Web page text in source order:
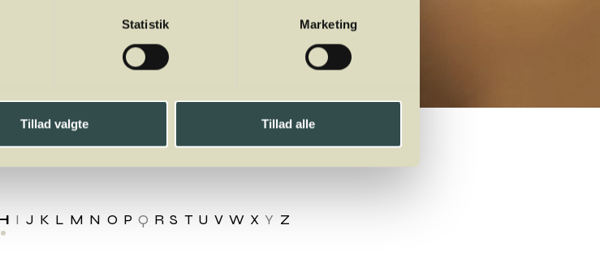
Statistik Marketing
Tillad valgte Tillad alle
I J K L M N O P Q R S T U V W X Y Z